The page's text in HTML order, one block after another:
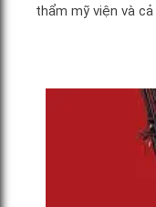
thẩm mỹ viện và